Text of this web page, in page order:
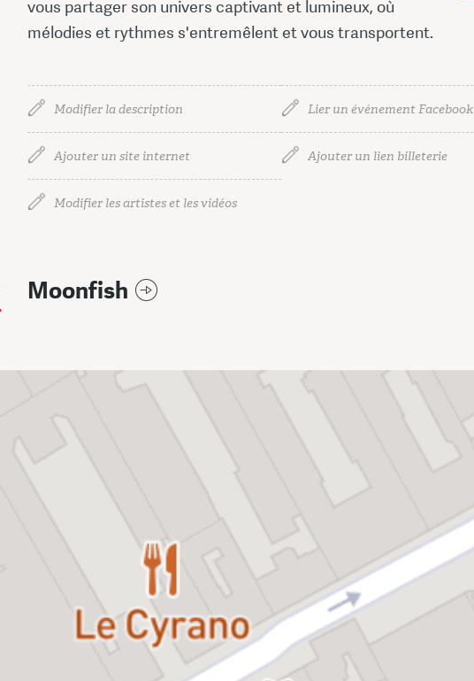
vous partager son univers captivant et lumineux, où
mélodies et rythmes s'entremêlent et vous transportent.
Modifier la description Lier un événement Facebook
Ajouter un site internet Ajouter un lien billeterie
Modifier les artistes et les vidéos
Moonfish